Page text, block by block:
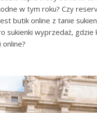
w tym roku? Czy
butik online z tanie
sukienki wyprzedaż, gdzie
online?